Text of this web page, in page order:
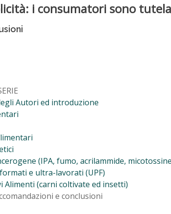
i consumatori sono
Autori ed introduzione
(IPA, fumo, acrilammide,
e ultra-lavorati (UPF)
Alimenti (carni coltivate ed insetti)
e conclusioni